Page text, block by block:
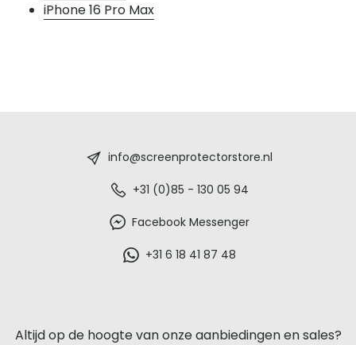
iPhone 16 Pro Max
voor
info@screenprotectorstore.nl
+31 (0)85 - 130 05 94
Facebook Messenger
+31 6 18 41 87 48
Altijd op de hoogte van onze aanbiedingen en sales?